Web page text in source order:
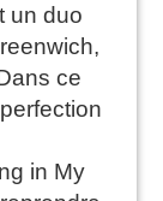
un duo
ce
in My